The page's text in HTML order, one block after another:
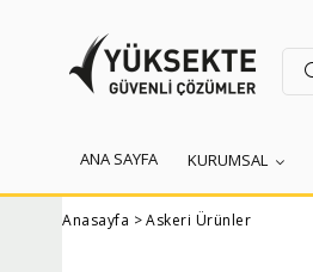
ANA SAYFA KURUMSAL
Anasayfa >Askeri Ürünler